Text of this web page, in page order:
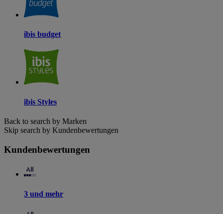
ibis budget
ibis Styles
Back to search by Marken
Skip search by Kundenbewertungen
Kundenbewertungen
3 und mehr